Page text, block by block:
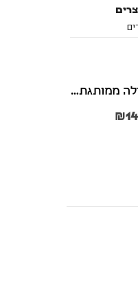
רצועת גלילה ממותגת משני הצדדים צבע שחור במידות S + M
₪